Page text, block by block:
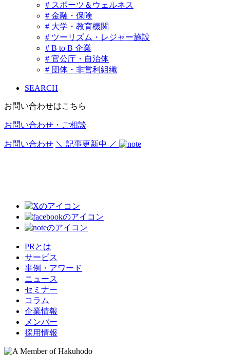
# スポーツ＆ウェルネス
# 金融・保険
# 大学・教育機関
# ツーリズム・レジャー施設
# B to B 企業
# 官公庁・自治体
# 団体・非営利組織
SEARCH
お問い合わせはこちら
お問い合わせ・ご相談
お問い合わせ ＼ 記事更新中 ／
PRとは
サービス
事例・アワード
ニュース
セミナー
コラム
企業情報
メンバー
採用情報